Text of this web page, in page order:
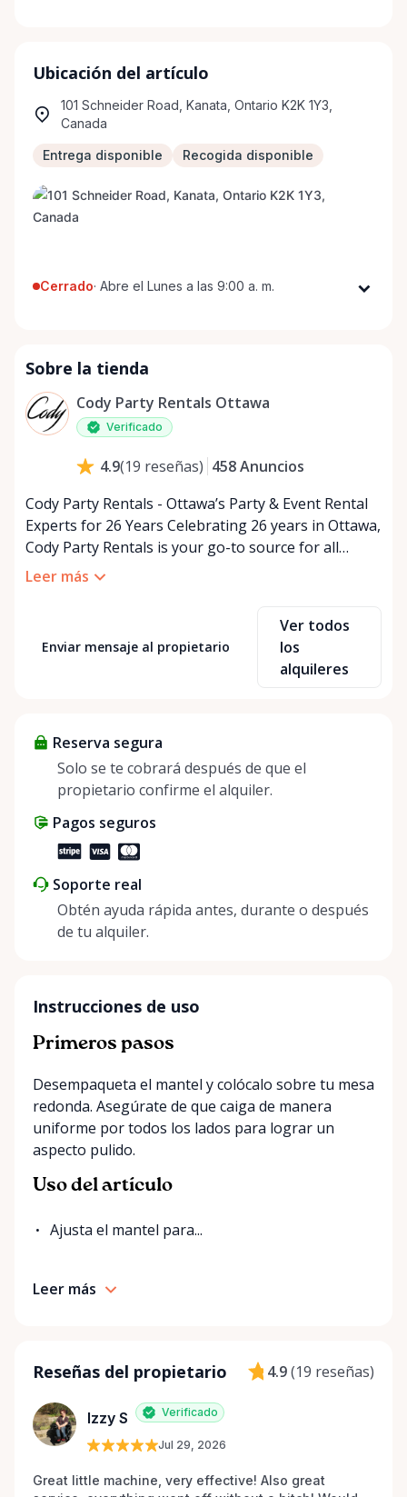
Ubicación del artículo
101 Schneider Road, Kanata, Ontario K2K 1Y3,
Canada
Entrega disponible Recogida disponible
Cerrado· Abre el Lunes a las 9:00 a. m.
Miércoles
Jueves
9:00 a. m. - 5:00 p. m.
Viernes
Domingo
Sobre la tienda
Cody Party Rentals Ottawa
Verificado
4.9(19 reseñas) 458Anuncios
Cody Party Rentals - Ottawa’s Party & Event Rental
Experts for 26 Years Celebrating 26 years in Ottawa,
Cody Party Rentals is your go-to source for all
things party and event rentals. We’re proud to be a
At Cody Party Rentals, we believe in the power of
sharing—giving others the chance to rent out their
items and experience the benefits of renting. It’s
positive impact on the environment. By choosing to
share instead of buy, we’re all doing our part to
make things easier on Mother Nature.
Leer más
Enviar mensaje al propietario
Ver todos
los
alquileres
Reserva segura
Solo se te cobrará después de que el
propietario confirme el alquiler.
Pagos seguros
Soporte real
Obtén ayuda rápida antes, durante o después
de tu alquiler.
Instrucciones de uso
Primeros pasos
Desempaqueta el mantel y colócalo sobre tu mesa
redonda. Asegúrate de que caiga de manera
uniforme por todos los lados para lograr un
aspecto pulido.
Uso del artículo
Ajusta el mantel para...
Leer más
Reseñas del propietario 4.9(19 reseñas)
Izzy S Verificado
Jul 29, 2026
Great little machine, very effective! Also great